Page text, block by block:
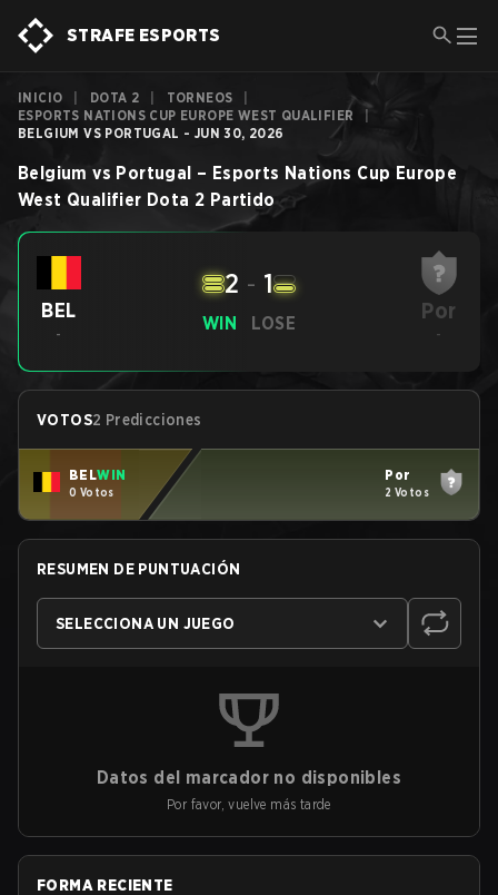
STRAFE ESPORTS
INICIO DOTA 2 TORNEOS
ESPORTS NATIONS CUP EUROPE WEST QUALIFIER
BELGIUM VS PORTUGAL - JUN 30, 2026
Belgium vs Portugal – Esports Nations Cup Europe
West Qualifier Dota 2 Partido
BEL
-
WIN
2 - 1
LOSE Por
-
VOTOS2 Predicciones
BELWIN
0 Votos
Por
2 Votos
RESUMEN DE PUNTUACIÓN
SELECCIONA UN JUEGO
Datos del marcador no disponibles
Por favor, vuelve más tarde
FORMA RECIENTE